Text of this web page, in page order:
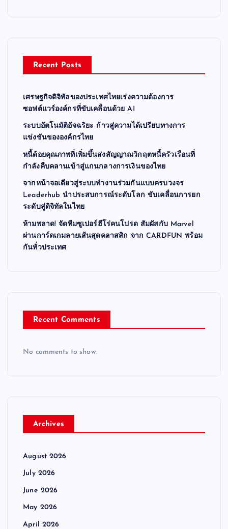
Recent Posts
เศรษฐกิจดิจิทัลของประเทศไทยเร่งความต้องการ
ซอฟต์แวร์องค์กรที่ขับเคลื่อนด้วย AI
ระบบอัตโนมัติอัจฉริยะ ก้าวสู่ความได้เปรียบทางการ
แข่งขันขององค์กรไทย
หนี้ด้อยคุณภาพที่เพิ่มขึ้นส่งสัญญาณวิกฤตหนี้ครัวเรือนที่
กำลังคืบคลานเข้าสู่แกนกลางการเงินของไทย
จากหน้าจอเดียวสู่ระบบทำงานร่วมกันแบบครบวงจร
Leaderhub นำประสบการณ์ระดับโลก ขับเคลื่อนการยก
ระดับสู่ดิจิทัลในไทย
ห้ามพลาด! จัดทีมซูเปอร์ฮีโร่คนโปรด สัมผัสกับ Marvel
ผ่านการ์ดเกมลายเส้นสุดคลาสสิก จาก CARDFUN พร้อม
กันทั่วประเทศ
Recent Comments
No comments to show.
Archives
August 2026
July 2026
June 2026
May 2026
April 2026